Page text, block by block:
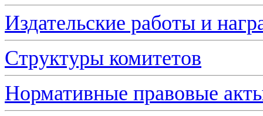
Издательские работы и
Структуры комитетов
Нормативные правовые